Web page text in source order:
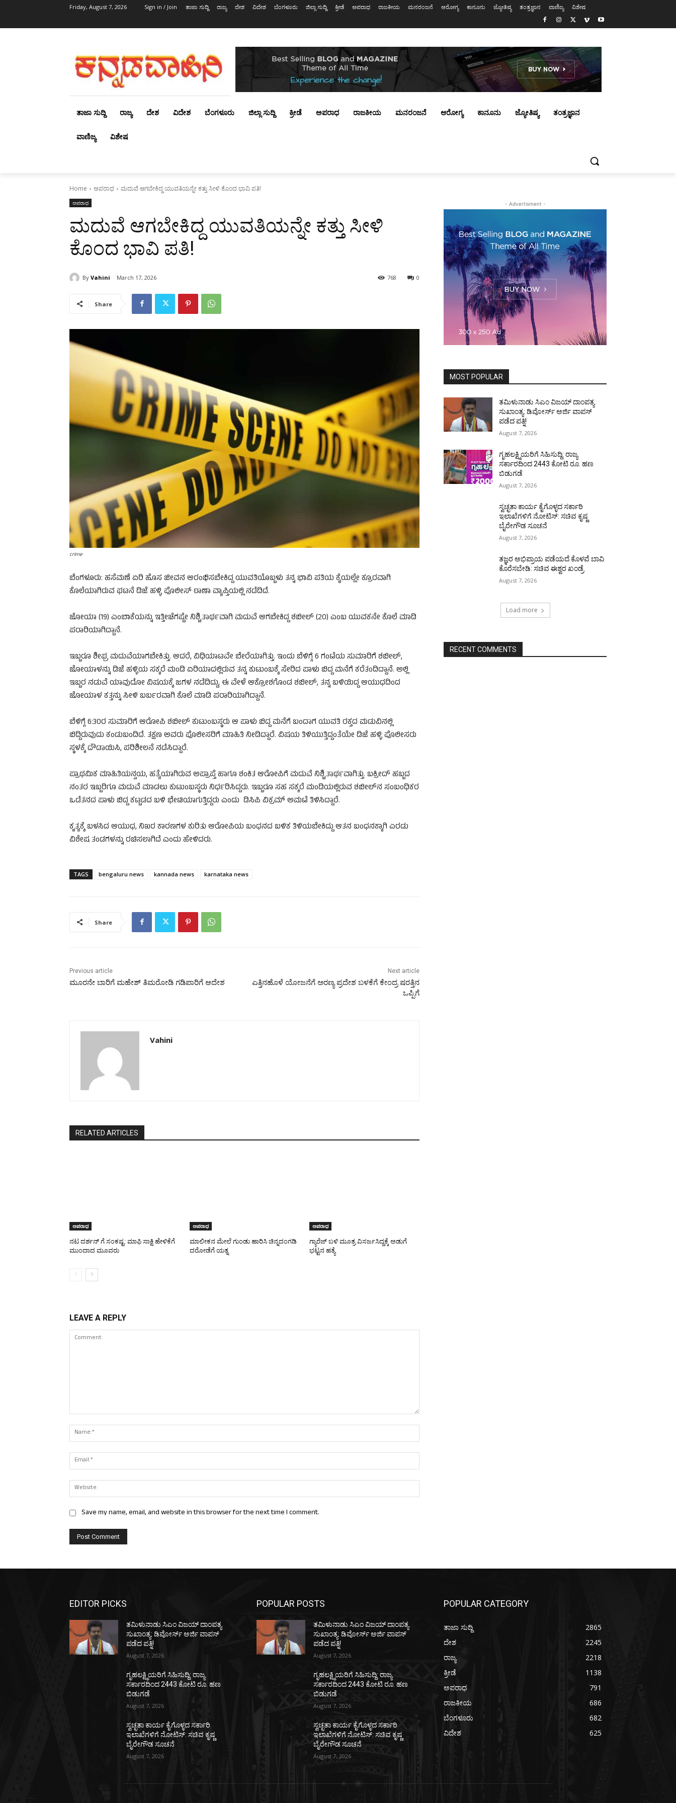
Friday, August 7, 2026 Sign in / Join ತಾಜಾ ಸುದ್ದಿ ರಾಜ್ಯ ದೇಶ ವಿದೇಶ ಬೆಂಗಳೂರು ಜಿಲ್ಲಾ ಸುದ್ದಿ ಕ್ರೀಡೆ ಅಪರಾಧ ರಾಜಕೀಯ ಮನರಂಜನೆ ಆರೋಗ್ಯ ಕಾನೂನು ಜ್ಯೋತಿಷ್ಯ ತಂತ್ರಜ್ಞಾನ ವಾಣಿಜ್ಯ ವಿಶೇಷ
ತಾಜಾ ಸುದ್ದಿ ರಾಜ್ಯ ದೇಶ ವಿದೇಶ ಬೆಂಗಳೂರು ಜಿಲ್ಲಾ ಸುದ್ದಿ ಕ್ರೀಡೆ ಅಪರಾಧ ರಾಜಕೀಯ ಮನರಂಜನೆ ಆರೋಗ್ಯ ಕಾನೂನು ಜ್ಯೋತಿಷ್ಯ ತಂತ್ರಜ್ಞಾನ
ವಾಣಿಜ್ಯ ವಿಶೇಷ
Home ಅಪರಾಧ ಮದುವೆ ಆಗಬೇಕಿದ್ದ ಯುವತಿಯನ್ನೇ ಕತ್ತು ಸೀಳಿ ಕೊಂದ ಭಾವಿ ಪತಿ!
ಅಪರಾಧ
ಮದುವೆ ಆಗಬೇಕಿದ್ದ ಯುವತಿಯನ್ನೇ ಕತ್ತು ಸೀಳಿ
ಕೊಂದ ಭಾವಿ ಪತಿ!
By Vahini March 17, 2026 0
768
Share
crime
ಬೆಂಗಳೂರು: ಹಸೆಮಣೆ ಏರಿ ಹೊಸ ಜೀವನ ಆರಂಭಿಸಬೇಕಿದ್ದ ಯುವತಿಯೊಬ್ಬಳು ತನ್ನ ಭಾವಿ ಪತಿಯ ಕೈಯಲ್ಲೇ ಕ್ರೂರವಾಗಿ
ಕೊಲೆಯಾಗಿರುವ ಘಟನೆ ಡಿಜೆ ಹಳ್ಳಿ ಪೊಲೀಸ್ ಠಾಣಾ ವ್ಯಾಪ್ತಿಯಲ್ಲಿ ನಡೆದಿದೆ.
ಜೋಯಾ (19) ಎಂಬಾಕೆಯನ್ನು ಇತ್ತೀಚೆಗಷ್ಟೇ ನಿಶ್ಚಿತಾರ್ಥವಾಗಿ ಮದುವೆ ಆಗಬೇಕಿದ್ದ ಶಬೀಲ್ (20) ಎಂಬ ಯುವಕನೇ ಕೊಲೆ ಮಾಡಿ
ಪರಾರಿಯಾಗಿದ್ದಾನೆ.
ಇಬ್ಬರೂ ಶೀಘ್ರ ಮದುವೆಯಾಗಬೇಕಿತ್ತು. ಆದರೆ, ವಿಧಿಯಾಟವೇ ಬೇರೆಯಾಗಿತ್ತು. ಇಂದು ಬೆಳಿಗ್ಗೆ 6 ಗಂಟೆಯ ಸುಮಾರಿಗೆ ಶಬೀಲ್,
ಜೋಯಾಳನ್ನು ಡಿಜೆ ಹಳ್ಳಿಯ ಸಕ್ಕರೆ ಮಂಡಿ ಏರಿಯಾದಲ್ಲಿರುವ ತನ್ನ ಕುಟುಂಬಕ್ಕೆ ಸೇರಿದ ಪಾಳು ಬಿದ್ದ ಮನೆಗೆ ಕರೆತಂದಿದ್ದಾನೆ. ಅಲ್ಲಿ
ಇಬ್ಬರ ನಡುವೆ ಯಾವುದೋ ವಿಷಯಕ್ಕೆ ಜಗಳ ನಡೆದಿದ್ದು, ಈ ವೇಳೆ ಆಕ್ರೋಶಗೊಂಡ ಶಬೀಲ್, ತನ್ನ ಬಳಿಯಿದ್ದ ಆಯುಧದಿಂದ
ಜೋಯಾಳ ಕತ್ತನ್ನು ಸೀಳಿ ಬರ್ಬರವಾಗಿ ಕೊಲೆ ಮಾಡಿ ಪರಾರಿಯಾಗಿದ್ದಾನೆ.
ಬೆಳಿಗ್ಗೆ 6:30ರ ಸುಮಾರಿಗೆ ಆರೋಪಿ ಶಬೀಲ್ ಕುಟುಂಬಸ್ಥರು ಆ ಪಾಳು ಬಿದ್ದ ಮನೆಗೆ ಬಂದಾಗ ಯುವತಿ ರಕ್ತದ ಮಡುವಿನಲ್ಲಿ
ಬಿದ್ದಿರುವುದು ಕಂಡುಬಂದಿದೆ. ತಕ್ಷಣ ಅವರು ಪೊಲೀಸರಿಗೆ ಮಾಹಿತಿ ನೀಡಿದ್ದಾರೆ. ವಿಷಯ ತಿಳಿಯುತ್ತಿದ್ದಂತೆಯೇ ಡಿಜೆ ಹಳ್ಳಿ ಪೊಲೀಸರು
ಸ್ಥಳಕ್ಕೆ ದೌಡಾಯಿಸಿ, ಪರಿಶೀಲನೆ ನಡೆಸಿದ್ದಾರೆ.
ಪ್ರಾಥಮಿಕ ಮಾಹಿತಿಯನ್ವಯ, ಹತ್ಯೆಯಾಗಿರುವ ಅಪ್ರಾಪ್ತೆ ಹಾಗೂ ಶಂಕಿತ ಆರೋಪಿಗೆ ಮದುವೆ ನಿಶ್ಚಿತಾರ್ಥವಾಗಿತ್ತು. ಬಕ್ರೀದ್ ಹಬ್ಬದ
ನಂತರ ಇಬ್ಬರಿಗೂ ಮದುವೆ ಮಾಡಲು ಕುಟುಂಬಸ್ಥರು ನಿರ್ಧರಿಸಿದ್ದರು. ಇಬ್ಬರೂ ಸಹ ಸಕ್ಕರೆ ಮಂಡಿಯಲ್ಲಿರುವ ಶಬೀಲ್‌ನ ಸಂಬಂಧಿಕರ
ಒಡೆತನದ ಪಾಳು ಬಿದ್ದ ಕಟ್ಟಡದ ಬಳಿ ಭೇಟಿಯಾಗುತ್ತಿದ್ದರು ಎಂದು ​ ಡಿಸಿಪಿ ವಿಕ್ರಮ್ ಅಮಟೆ ತಿಳಿಸಿದ್ದಾರೆ.
ಕೃತ್ಯಕ್ಕೆ ಬಳಸಿದ ಆಯುಧ, ನಿಖರ ಕಾರಣಗಳ ಕುರಿತು ಆರೋಪಿಯ ಬಂಧನದ ಬಳಿಕ ತಿಳಿಯಬೇಕಿದ್ದು ಆತನ ಬಂಧನಕ್ಕಾಗಿ ಎರಡು
ವಿಶೇಷ ತಂಡಗಳನ್ನು ರಚಿಸಲಾಗಿದೆ ಎಂದು ಹೇಳಿದರು.
TAGS bengaluru news kannada news karnataka news
Share
Previous article
ಮೂರನೇ ಬಾರಿಗೆ ಮಹೇಶ್‌ ತಿಮರೋಡಿ ಗಡಿಪಾರಿಗೆ ಆದೇಶ
Next article
ಎತ್ತಿನಹೊಳೆ ಯೋಜನೆಗೆ ಅರಣ್ಯ ಪ್ರದೇಶ ಬಳಕೆಗೆ ಕೇಂದ್ರ ಷರತ್ತಿನ
ಒಪ್ಪಿಗೆ
Vahini
RELATED ARTICLES
ಅಪರಾಧ
ನಟ ದರ್ಶನ್ ಗೆ ಸಂಕಷ್ಟ: ಮಾಫಿ ಸಾಕ್ಷಿ ಹೇಳಿಕೆಗೆ
ಮುಂದಾದ ಮೂವರು
ಅಪರಾಧ
ಮಾಲೀಕನ ಮೇಲೆ ಗುಂಡು ಹಾರಿಸಿ ಚಿನ್ನದಂಗಡಿ
ದರೋಡೆಗೆ ಯತ್ನ
ಅಪರಾಧ
ಗ್ಯಾರೆಜ್ ಬಳಿ ಮೂತ್ರ ವಿಸರ್ಜಸಿದ್ದಕ್ಕೆ ಅಡುಗೆ
ಭಟ್ಟನ ಹತ್ಯೆ
LEAVE A REPLY
Save my name, email, and website in this browser for the next time I comment.
- Advertisment -
MOST POPULAR
ತಮಿಳುನಾಡು ಸಿಎಂ ವಿಜಯ್‌ ದಾಂಪತ್ಯ
ಸುಖಾಂತ್ಯ: ಡಿವೋರ್ಸ್‌ ಅರ್ಜಿ ವಾಪಸ್‌
ಪಡೆದ ಪತ್ನಿ!
August 7, 2026
ಗೃಹಲಕ್ಷ್ಮಿಯರಿಗೆ ಸಿಹಿಸುದ್ದಿ: ರಾಜ್ಯ
ಸರ್ಕಾರದಿಂದ 2443 ಕೋಟಿ ರೂ. ಹಣ
ಬಿಡುಗಡೆ
August 7, 2026
ಸ್ವಚ್ಛತಾ ಕಾರ್ಯ ಕೈಗೊಳ್ಳದ ಸರ್ಕಾರಿ
ಇಲಾಖೆಗಳಿಗೆ ನೋಟಿಸ್: ಸಚಿವ ಕೃಷ್ಣ
ಬೈರೇಗೌಡ ಸೂಚನೆ
August 7, 2026
ತಜ್ಞರ ಅಭಿಪ್ರಾಯ ಪಡೆಯದೆ ಕೊಳವೆ ಬಾವಿ
ಕೊರೆಸಬೇಡಿ: ಸಚಿವ ಈಶ್ವರ ಖಂಡ್ರೆ
August 7, 2026
Load more
RECENT COMMENTS
EDITOR PICKS
ತಮಿಳುನಾಡು ಸಿಎಂ ವಿಜಯ್‌ ದಾಂಪತ್ಯ
ಸುಖಾಂತ್ಯ: ಡಿವೋರ್ಸ್‌ ಅರ್ಜಿ ವಾಪಸ್‌
ಪಡೆದ ಪತ್ನಿ!
August 7, 2026
ಗೃಹಲಕ್ಷ್ಮಿಯರಿಗೆ ಸಿಹಿಸುದ್ದಿ: ರಾಜ್ಯ
ಸರ್ಕಾರದಿಂದ 2443 ಕೋಟಿ ರೂ. ಹಣ
ಬಿಡುಗಡೆ
August 7, 2026
ಸ್ವಚ್ಛತಾ ಕಾರ್ಯ ಕೈಗೊಳ್ಳದ ಸರ್ಕಾರಿ
ಇಲಾಖೆಗಳಿಗೆ ನೋಟಿಸ್: ಸಚಿವ ಕೃಷ್ಣ
ಬೈರೇಗೌಡ ಸೂಚನೆ
August 7, 2026
POPULAR POSTS
ತಮಿಳುನಾಡು ಸಿಎಂ ವಿಜಯ್‌ ದಾಂಪತ್ಯ
ಸುಖಾಂತ್ಯ: ಡಿವೋರ್ಸ್‌ ಅರ್ಜಿ ವಾಪಸ್‌
ಪಡೆದ ಪತ್ನಿ!
August 7, 2026
ಗೃಹಲಕ್ಷ್ಮಿಯರಿಗೆ ಸಿಹಿಸುದ್ದಿ: ರಾಜ್ಯ
ಸರ್ಕಾರದಿಂದ 2443 ಕೋಟಿ ರೂ. ಹಣ
ಬಿಡುಗಡೆ
August 7, 2026
ಸ್ವಚ್ಛತಾ ಕಾರ್ಯ ಕೈಗೊಳ್ಳದ ಸರ್ಕಾರಿ
ಇಲಾಖೆಗಳಿಗೆ ನೋಟಿಸ್: ಸಚಿವ ಕೃಷ್ಣ
ಬೈರೇಗೌಡ ಸೂಚನೆ
August 7, 2026
POPULAR CATEGORY
ತಾಜಾ ಸುದ್ದಿ
2865
ದೇಶ
2245
ರಾಜ್ಯ
2218
ಕ್ರೀಡೆ
1138
ಅಪರಾಧ
791
ರಾಜಕೀಯ
686
ಬೆಂಗಳೂರು
682
ವಿದೇಶ
625